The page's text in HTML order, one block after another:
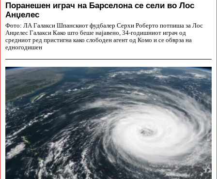
Поранешен играч на Барселона се сели во Лос
Анџелес
Фото: ЛА Галакси Шпанскиот фудбалер Серхи Роберто потпиша за Лос
Анџелес Галакси Како што беше најавено, 34-годишниот играч од
средниот ред пристигна како слободен агент од Комо и се обврза на
едногодишен